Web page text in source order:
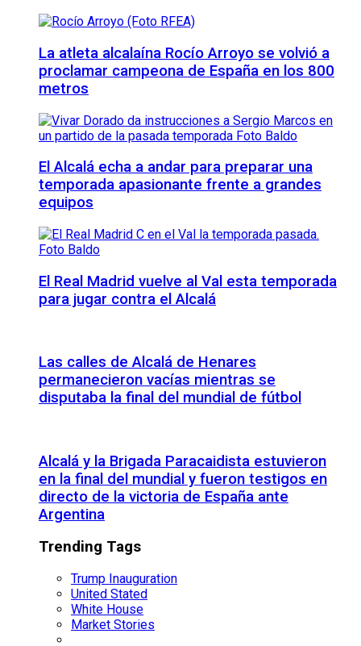
La atleta alcalaína Rocío Arroyo se volvió a
proclamar campeona de España en los 800
metros
El Alcalá echa a andar para preparar una
temporada apasionante frente a grandes
equipos
El Real Madrid vuelve al Val esta temporada
para jugar contra el Alcalá
Las calles de Alcalá de Henares
permanecieron vacías mientras se
disputaba la final del mundial de fútbol
Alcalá y la Brigada Paracaidista estuvieron
en la final del mundial y fueron testigos en
directo de la victoria de España ante
Argentina
Trending Tags
Trump Inauguration
United Stated
White House
Market Stories